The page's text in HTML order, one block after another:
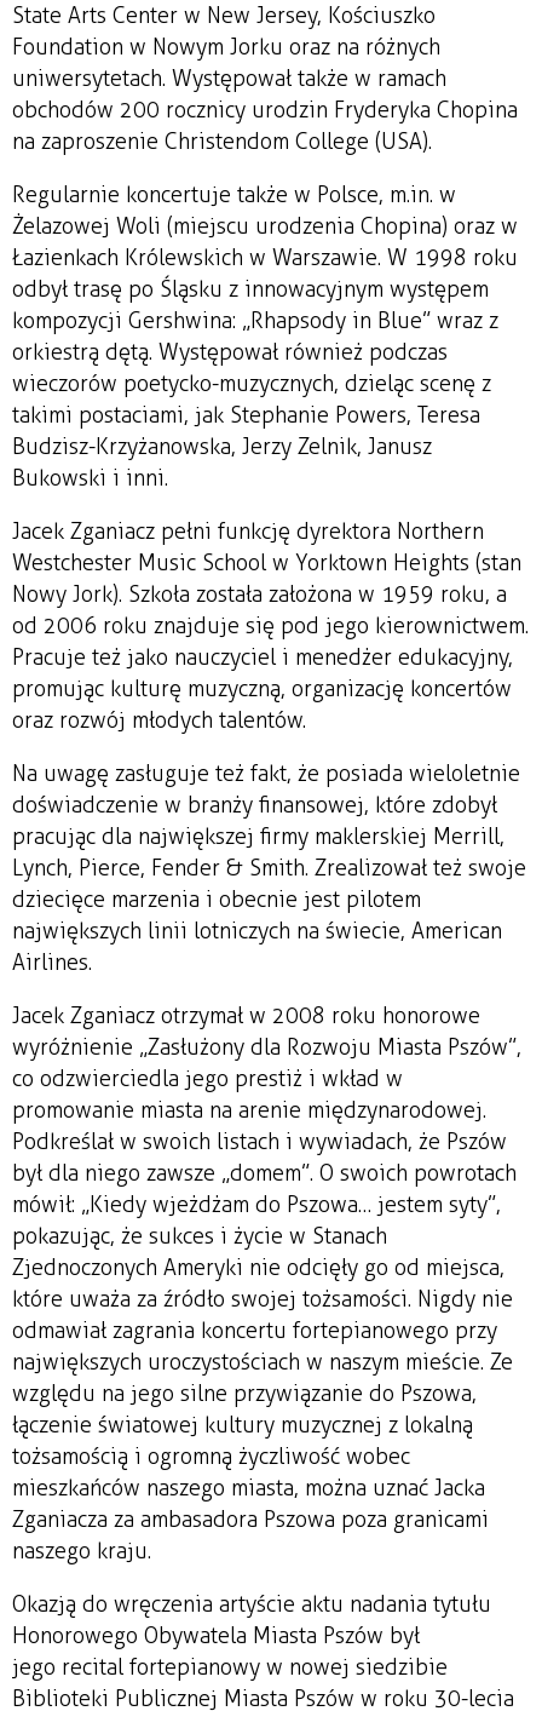
State Arts Center w New Jersey, Kościuszko
Foundation w Nowym Jorku oraz na różnych
uniwersytetach. Występował także w ramach
obchodów 200 rocznicy urodzin Fryderyka Chopina
na zaproszenie Christendom College (USA).
Regularnie koncertuje także w Polsce, m.in. w
Żelazowej Woli (miejscu urodzenia Chopina) oraz w
Łazienkach Królewskich w Warszawie. W 1998 roku
odbył trasę po Śląsku z innowacyjnym występem
kompozycji Gershwina: „Rhapsody in Blue” wraz z
orkiestrą dętą. Występował również podczas
wieczorów poetycko-muzycznych, dzieląc scenę z
takimi postaciami, jak Stephanie Powers, Teresa
Budzisz-Krzyżanowska, Jerzy Zelnik, Janusz
Bukowski i inni.
Jacek Zganiacz pełni funkcję dyrektora Northern
Westchester Music School w Yorktown Heights (stan
Nowy Jork). Szkoła została założona w 1959 roku, a
od 2006 roku znajduje się pod jego kierownictwem.
Pracuje też jako nauczyciel i menedżer edukacyjny,
promując kulturę muzyczną, organizację koncertów
oraz rozwój młodych talentów.
Na uwagę zasługuje też fakt, że posiada wieloletnie
doświadczenie w branży finansowej, które zdobył
pracując dla największej firmy maklerskiej Merrill,
Lynch, Pierce, Fender & Smith. Zrealizował też swoje
dziecięce marzenia i obecnie jest pilotem
największych linii lotniczych na świecie, American
Airlines.
Jacek Zganiacz otrzymał w 2008 roku honorowe
wyróżnienie „Zasłużony dla Rozwoju Miasta Pszów”,
co odzwierciedla jego prestiż i wkład w
promowanie miasta na arenie międzynarodowej.
Podkreślał w swoich listach i wywiadach, że Pszów
był dla niego zawsze „domem”. O swoich powrotach
mówił: „Kiedy wjeżdżam do Pszowa… jestem syty”,
pokazując, że sukces i życie w Stanach
Zjednoczonych Ameryki nie odcięły go od miejsca,
które uważa za źródło swojej tożsamości. Nigdy nie
odmawiał zagrania koncertu fortepianowego przy
największych uroczystościach w naszym mieście. Ze
względu na jego silne przywiązanie do Pszowa,
łączenie światowej kultury muzycznej z lokalną
tożsamością i ogromną życzliwość wobec
mieszkańców naszego miasta, można uznać Jacka
Zganiacza za ambasadora Pszowa poza granicami
naszego kraju.
Okazją do wręczenia artyście aktu nadania tytułu
Honorowego Obywatela Miasta Pszów był
jego recital fortepianowy w nowej siedzibie
Biblioteki Publicznej Miasta Pszów w roku 30-lecia